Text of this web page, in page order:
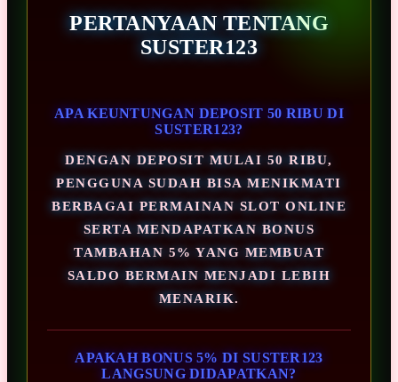
PERTANYAAN TENTANG
SUSTER123
APA KEUNTUNGAN DEPOSIT 50 RIBU DI
SUSTER123?
DENGAN DEPOSIT MULAI 50 RIBU,
PENGGUNA SUDAH BISA MENIKMATI
BERBAGAI PERMAINAN SLOT ONLINE
SERTA MENDAPATKAN BONUS
TAMBAHAN 5% YANG MEMBUAT
SALDO BERMAIN MENJADI LEBIH
MENARIK.
APAKAH BONUS 5% DI SUSTER123
LANGSUNG DIDAPATKAN?